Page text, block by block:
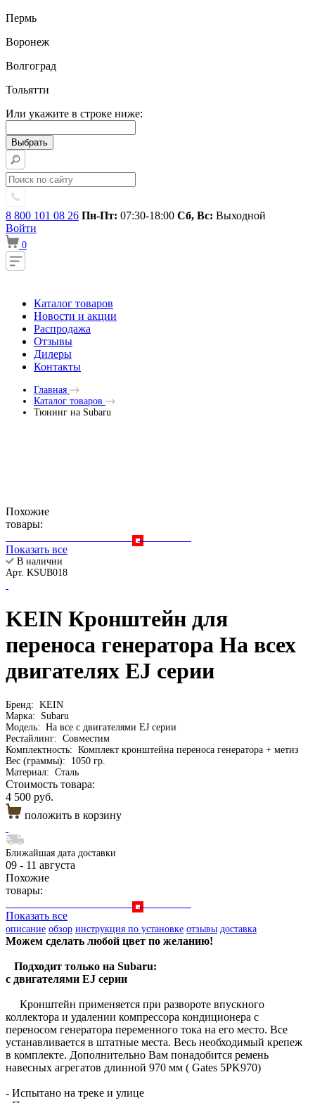
Пермь
Воронеж
Волгоград
Тольятти
Или укажите в строке ниже:
8 800 101 08 26 Пн-Пт: 07:30-18:00 Сб, Вс: Выходной
Войти
0
Каталог товаров
Новости и акции
Распродажа
Отзывы
Дилеры
Контакты
Главная
Каталог товаров
Тюнинг на Subaru
Похожие
товары:
Показать все
В наличии
Арт. KSUB018
KEIN Кронштейн для
переноса генератора На всех
двигателях EJ серии
Бренд: KEIN
Марка:
Subaru
Модель: На все с двигателями EJ серии
Рестайлинг: Совместим
Комплектность: Комплект кронштейна переноса генератора + метиз
Вес (граммы):
1050 гр.
Материал: Сталь
Стоимость товара:
4 500 руб.
положить в корзину
Ближайшая дата доставки
09 - 11 августа
Похожие
товары:
Показать все
описание обзор инструкция по установке отзывы доставка
Можем сделать любой цвет по желанию!
Подходит только на Subaru:
с двигателями EJ серии
Кронштейн применяется при развороте впускного
коллектора и удалении компрессора кондиционера с
переносом генератора переменного тока на его место. Все
устанавливается в штатные места. Весь необходимый крепеж
в комплекте. Дополнительно Вам понадобится ремень
навесных агрегатов длинной 970 мм ( Gates 5PK970)
- Испытано на треке и улице